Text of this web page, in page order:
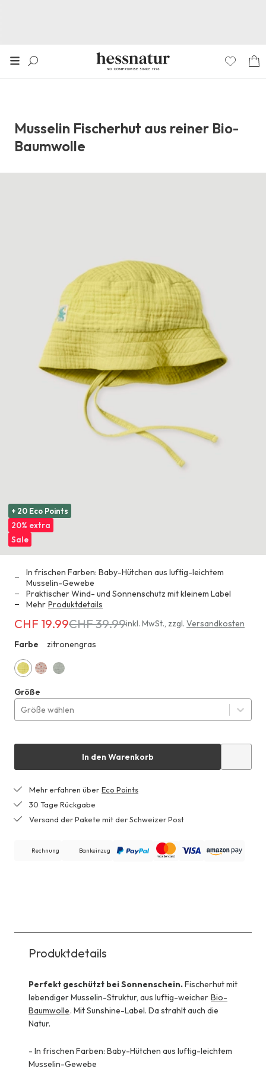
+ 20 Eco Points
20% extra
Sale
Musselin Fischerhut aus reiner Bio-
Baumwolle
In frischen Farben: Baby-Hütchen aus luftig-leichtem
Musselin-Gewebe
Praktischer Wind- und Sonnenschutz mit kleinem Label
Mehr Produktdetails
Erhältlich
CHF 19.99
anstatt
CHF 39.99
CHF 19.99CHF 39.99inkl. MwSt., zzgl. Versandkosten
Farbe
zitronengras
Größe
Größe wählen
In den Warenkorb
Mehr erfahren über Eco Points
30 Tage Rückgabe
Versand der Pakete mit der Schweizer Post
Rechnung Bankeinzug
Produktdetails
Perfekt geschützt bei Sonnenschein.Fischerhut mit
lebendiger Musselin-Struktur, aus luftig-weicher Bio-
Baumwolle. Mit Sunshine-Label. Da strahlt auch die
Natur.
- In frischen Farben: Baby-Hütchen aus luftig-leichtem
Musselin-Gewebe